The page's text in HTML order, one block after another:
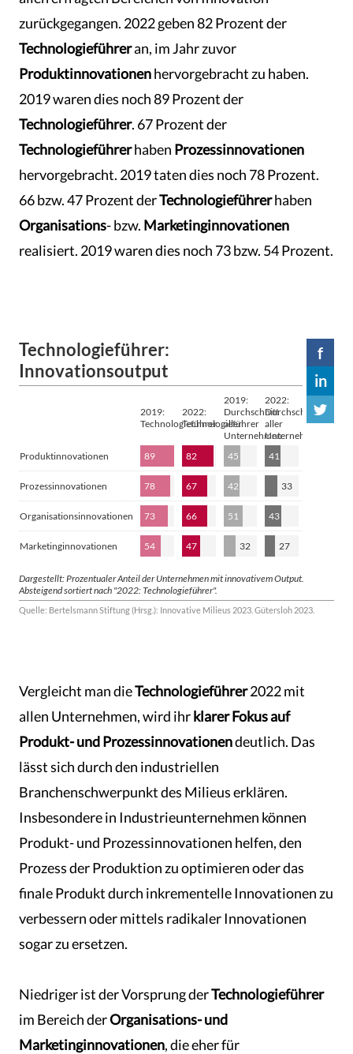
zurückgegangen. 2022 geben 82 Prozent der
Technologieführeran, im Jahr zuvor
Produktinnovationenhervorgebracht zu haben.
2019 waren dies noch 89 Prozent der
Technologieführer. 67 Prozent der
Technologieführerhaben Prozessinnovationen
hervorgebracht. 2019 taten dies noch 78 Prozent.
66 bzw. 47 Prozent derTechnologieführerhaben
Organisations- bzw. Marketinginnovationen
realisiert. 2019 waren dies noch 73 bzw. 54 Prozent.
Vergleicht man dieTechnologieführer2022 mit
allen Unternehmen, wird ihrklarer Fokus auf
Produkt- und Prozessinnovationendeutlich. Das
lässt sich durch den industriellen
Branchenschwerpunkt des Milieus erklären.
Insbesondere in Industrieunternehmen können
Produkt- und Prozessinnovationen helfen, den
Prozess der Produktion zu optimieren oder das
finale Produkt durch inkrementelle Innovationen zu
verbessern oder mittels radikaler Innovationen
sogar zu ersetzen.
Niedriger ist der Vorsprung derTechnologieführer
im Bereich derOrganisations- und
Marketinginnovationen, die eher für